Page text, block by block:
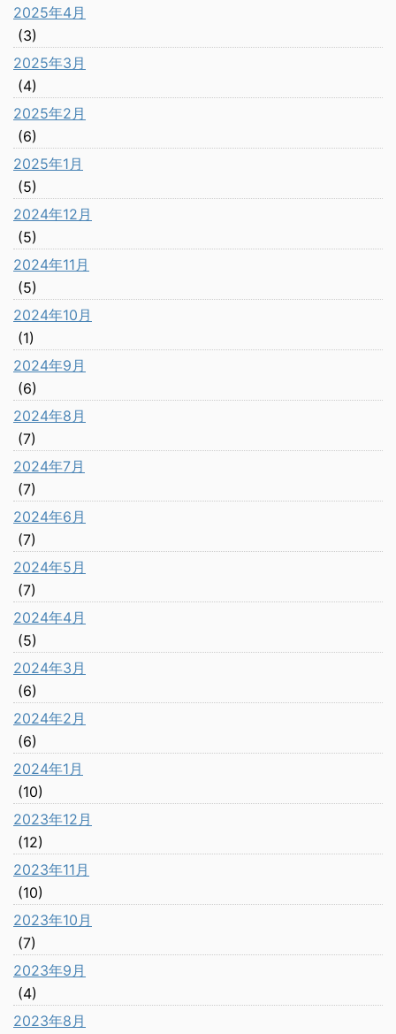
2025年4月
(3)
2025年3月
(4)
2025年2月
(6)
2025年1月
(5)
2024年12月
(5)
2024年11月
(5)
2024年10月
(1)
2024年9月
(6)
2024年8月
(7)
2024年7月
(7)
2024年6月
(7)
2024年5月
(7)
2024年4月
(5)
2024年3月
(6)
2024年2月
(6)
2024年1月
(10)
2023年12月
(12)
2023年11月
(10)
2023年10月
(7)
2023年9月
(4)
2023年8月